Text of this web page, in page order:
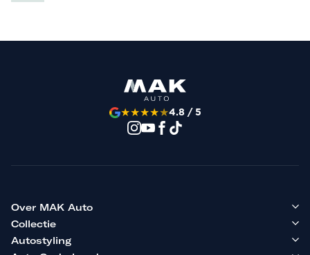
★★★★★4.8 / 5
Over MAK Auto
Collectie
Autostyling